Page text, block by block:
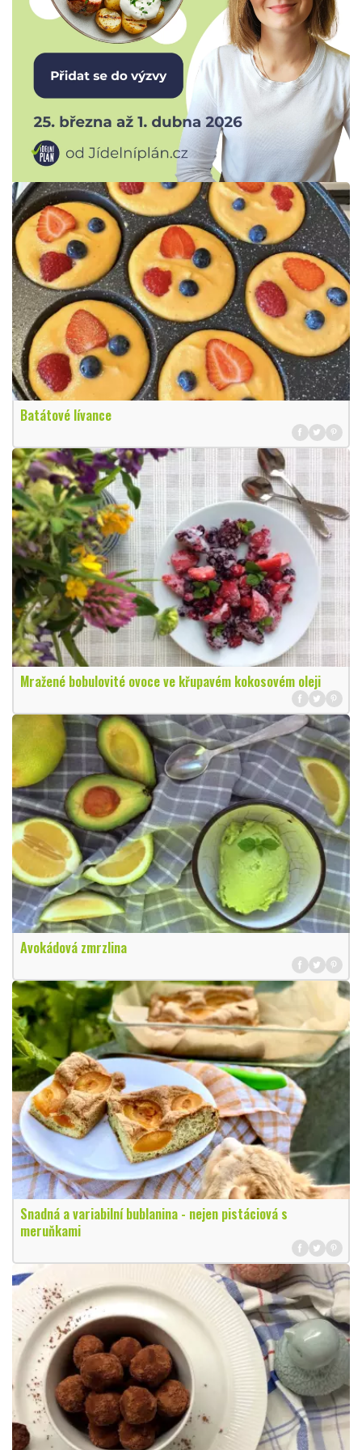
Batátové lívance
Mražené bobulovité ovoce ve křupavém kokosovém oleji
Avokádová zmrzlina
Snadná a variabilní bublanina - nejen pistáciová s
meruňkami